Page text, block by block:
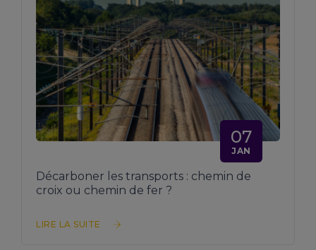
07
JAN
Décarboner les transports : chemin de
croix ou chemin de fer ?
LIRE LA SUITE